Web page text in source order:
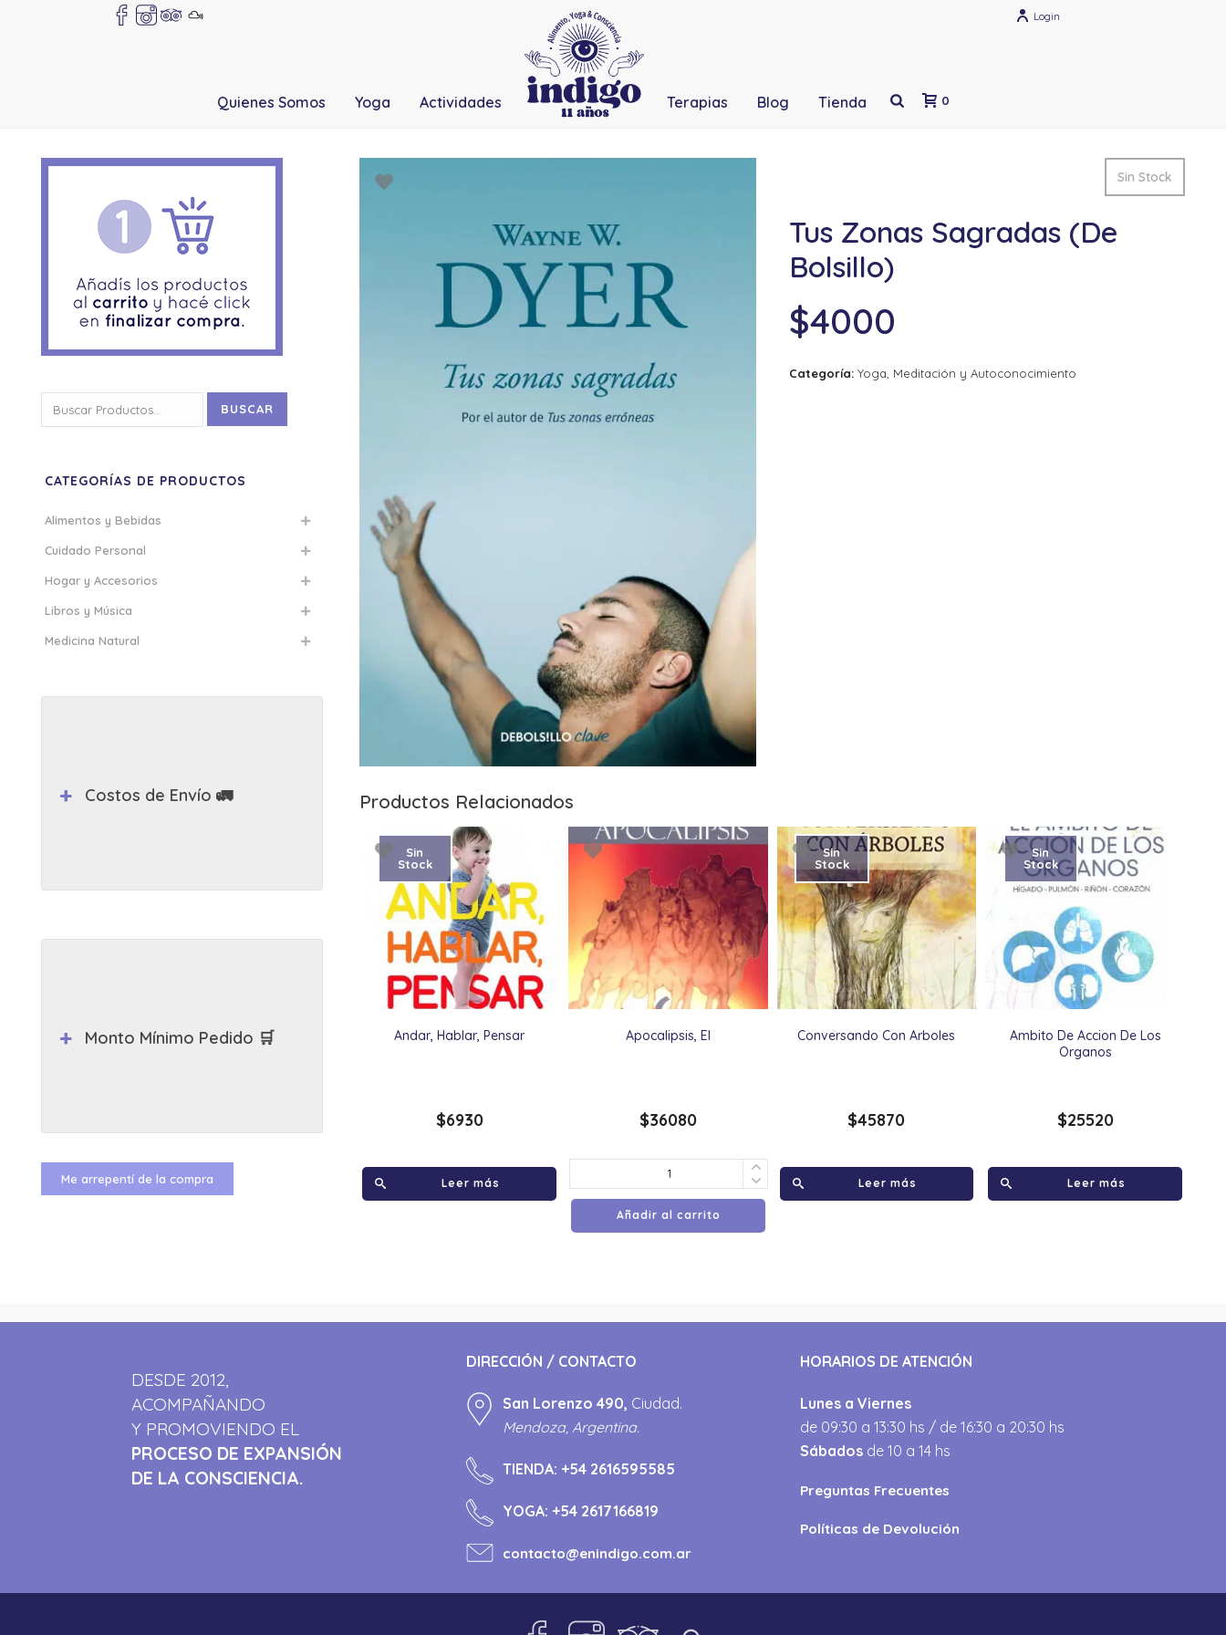
Login
Quienes Somos Yoga Actividades Terapias Blog Tienda 0
Sin Stock
Tus Zonas Sagradas (De
Bolsillo)
$4000
Categoría: Yoga, Meditación y Autoconocimiento
Productos Relacionados
Andar, Hablar, Pensar
Sin
Stock
$6930
Leer más
Apocalipsis, El
$36080
Añadir al carrito
Conversando Con Arboles
Sin
Stock
$45870
Leer más
Ambito De Accion De Los
Organos
Sin
Stock
$25520
Leer más
por:
BUSCAR
CATEGORÍAS DE PRODUCTOS
Alimentos y Bebidas
Cuidado Personal
Hogar y Accesorios
Libros y Música
Medicina Natural
Costos de Envío 🚛
Monto Mínimo Pedido 🛒
Me arrepentí de la compra
DESDE 2012,
ACOMPAÑANDO
Y PROMOVIENDO EL
PROCESO DE EXPANSIÓN
DE LA CONSCIENCIA.
DIRECCIÓN / CONTACTO
San Lorenzo 490, Ciudad.
Mendoza, Argentina.
TIENDA: +54 2616595585
YOGA: +54 2617166819
contacto@enindigo.com.ar
HORARIOS DE ATENCIÓN
Lunes a Viernes
de 09:30 a 13:30 hs / de 16:30 a 20:30 hs
Sábados de 10 a 14 hs
Preguntas Frecuentes
Políticas de Devolución